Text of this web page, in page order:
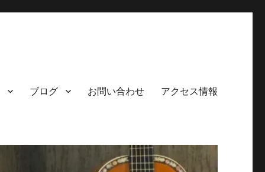
ブログ お問い合わせ アクセス情報